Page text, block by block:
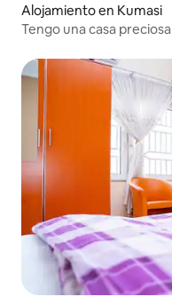
Alojamiento en Kumasi
Tengo una casa preciosa